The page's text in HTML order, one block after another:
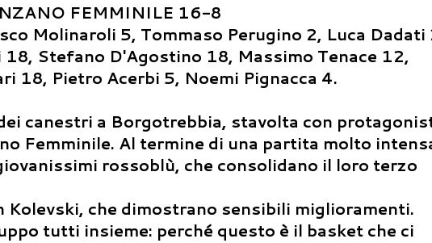
FEMMINILE 16-8
Molinaroli 5, Tommaso Perugino 2, Luca Dadati
Stefano D'Agostino 18, Massimo Tenace 12,
18, Pietro Acerbi 5, Noemi Pignacca 4.
canestri a Borgotrebbia, stavolta con
Femminile. Al termine di una partita molto
rossoblù, che consolidano il loro terzo
Kolevski, che dimostrano sensibili miglioramenti.
tutti insieme: perché questo è il basket che ci